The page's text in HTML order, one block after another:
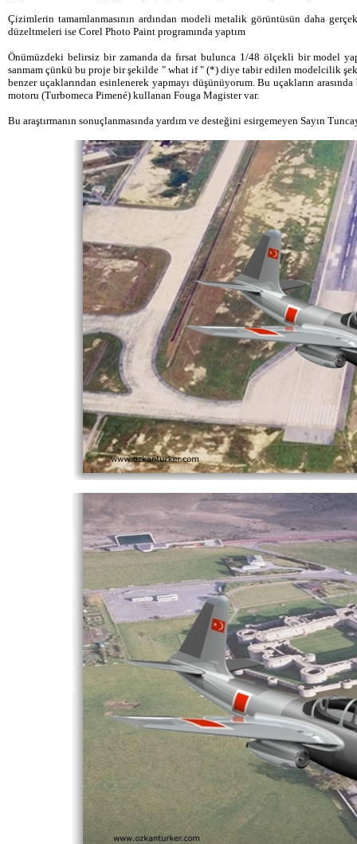
Çizimlerin tamamlanmasının ardından modeli metalik görüntüsün daha
düzeltmeleri ise Corel Photo Paint programında yaptım
Önümüzdeki belirsiz bir zamanda da fırsat bulunca 1/48 ölçekli bir model
sanmam çünkü bu proje bir şekilde " what if " (*) diye tabir edilen modelcilik
benzer uçaklarından esinlenerek yapmayı düşünüyorum. Bu uçakların
motoru (Turbomeca Pimené) kullanan Fouga Magister var.
Bu araştırmanın sonuçlanmasında yardım ve desteğini esirgemeyen Sayın